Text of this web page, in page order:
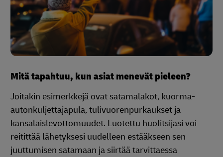
Mitä tapahtuu, kun asiat menevät pieleen?
Joitakin esimerkkejä ovat satamalakot, kuorma-
autonkuljettajapula, tulivuorenpurkaukset ja
kansalaislevottomuudet. Luotettu huolitsijasi voi
reitittää lähetyksesi uudelleen estääkseen sen
juuttumisen satamaan ja siirtää tarvittaessa